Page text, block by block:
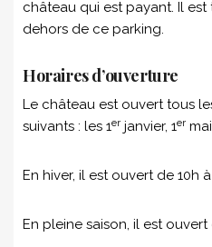
château qui est payant. Il
dehors de ce parking.
Horaires d’ouverture
Le château est ouvert tous
suivants : les 1er janvier, 1er
En hiver, il est ouvert de 10h à
En pleine saison, il est ouvert